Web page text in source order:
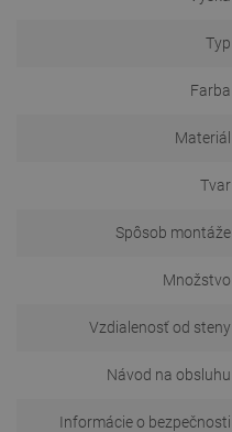
Typ
Farba
Materiál
Tvar
Spôsob montáže
Množstvo
Vzdialenosť od steny
Návod na obsluhu
Informácie o bezpečnosti